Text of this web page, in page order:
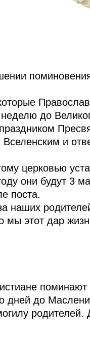
до
и
церковью
они будут 3
поста.
наших
мы этот дар
дней до
родителей.